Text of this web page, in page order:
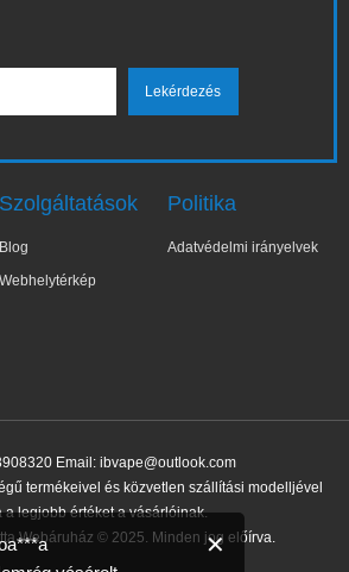
Szolgáltatások
Blog
Webhelytérkép
Politika
Adatvédelmi irányelvek
Email: ibvape@outlook.com
termékeivel és közvetlen szállítási modelljével
a legjobb értéket a vásárlóinak.
Webáruház © 2025. Minden jog előírva.
✕